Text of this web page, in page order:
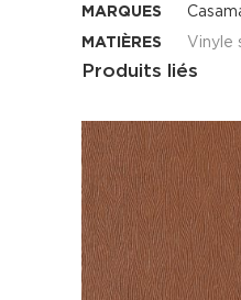
MARQUES
MATIÈRES
Vinyle
Produits liés